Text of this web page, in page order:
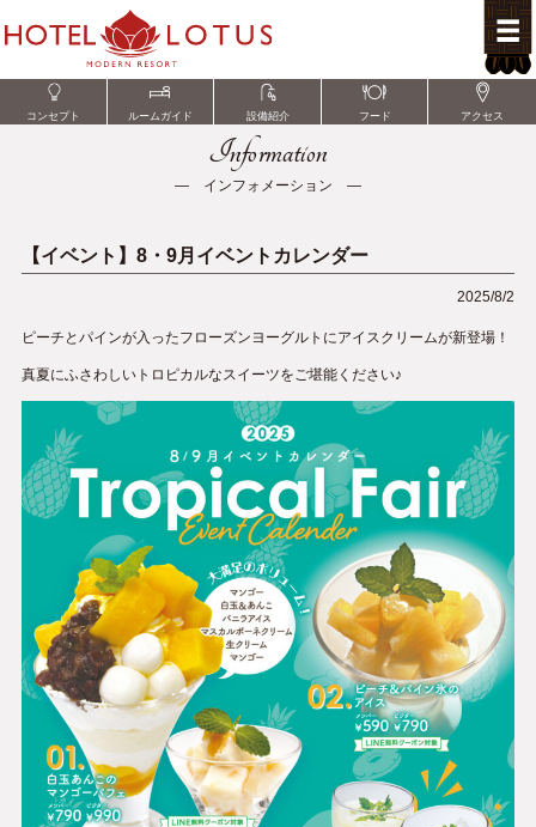
コンセプト ルームガイド 設備紹介 フード アクセス
Information
― インフォメーション ―
【イベント】8・9月イベントカレンダー
2025/8/2
ピーチとパインが入ったフローズンヨーグルトにアイスクリームが新登場！
真夏にふさわしいトロピカルなスイーツをご堪能ください♪